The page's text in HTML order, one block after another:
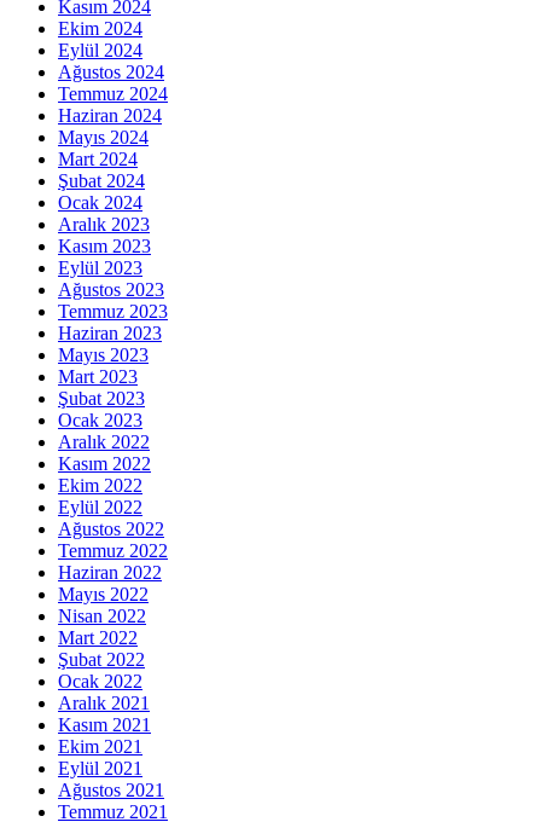
Kasım 2024
Ekim 2024
Eylül 2024
Ağustos 2024
Temmuz 2024
Haziran 2024
Mayıs 2024
Mart 2024
Şubat 2024
Ocak 2024
Aralık 2023
Kasım 2023
Eylül 2023
Ağustos 2023
Temmuz 2023
Haziran 2023
Mayıs 2023
Mart 2023
Şubat 2023
Ocak 2023
Aralık 2022
Kasım 2022
Ekim 2022
Eylül 2022
Ağustos 2022
Temmuz 2022
Haziran 2022
Mayıs 2022
Nisan 2022
Mart 2022
Şubat 2022
Ocak 2022
Aralık 2021
Kasım 2021
Ekim 2021
Eylül 2021
Ağustos 2021
Temmuz 2021